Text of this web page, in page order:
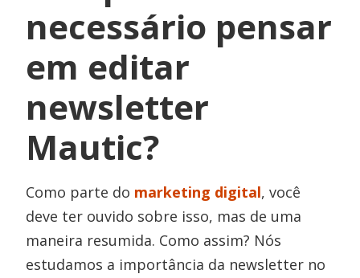
necessário pensar
em editar
newsletter
Mautic?
Como parte do marketing digital, você
deve ter ouvido sobre isso, mas de uma
maneira resumida. Como assim? Nós
estudamos a importância da newsletter no